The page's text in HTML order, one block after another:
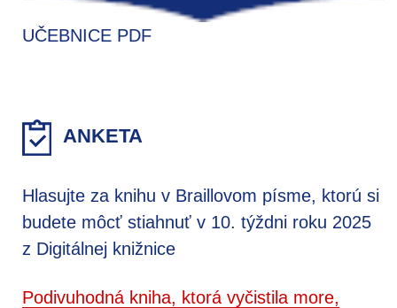
UČEBNICE PDF
ANKETA
Hlasujte za knihu v Braillovom písme, ktorú si
budete môcť stiahnuť v 10. týždni roku 2025
z Digitálnej knižnice
Podivuhodná kniha, ktorá vyčistila more,